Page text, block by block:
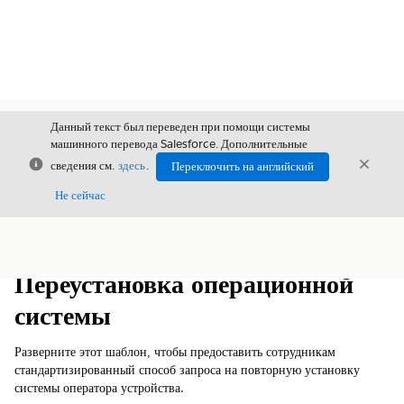
Закрыть
Данный текст был переведен при помощи системы
машинного перевода Salesforce. Дополнительные
сведения см. здесь.
Переключить на английский
Не сейчас
Переустановка операционной
системы
Разверните этот шаблон, чтобы предоставить сотрудникам
стандартизированный способ запроса на повторную установку
системы оператора устройства.